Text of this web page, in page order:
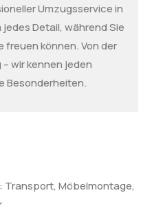
Umzugsservice in
Detail, während Sie
freuen können. Von der
wir kennen jeden
Besonderheiten.
Transport, Möbelmontage,